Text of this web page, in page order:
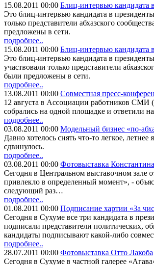
15.08.2011 00:00 Блиц-интервью кандидата
Это блиц-интервью кандидата в
только представители абхазского
предложены в сети.
подробнее..
15.08.2011 00:00 Блиц-интервью кандидата
Это блиц-интервью кандидата в
участвовали только представители
были предложены в сети.
подробнее..
13.08.2011 00:00 Совместная пресс-
12 августа в Ассоциации работников СМИ
собрались на одной площадке и ответили
подробнее..
03.08.2011 00:00 Модельный бизнес «по-
Давно хотелось снять что-то легкое,
сдвинулось.
подробнее..
03.08.2011 00:00 Фотовыставка
Сегодня в Центральном выставочном зале
привлекло в определенный момент», -
следующий раз…
подробнее..
01.08.2011 00:00 Подписание хартии «За
Сегодня в Сухуме все три кандидата в
подписали представители политических,
кандидаты подписывают какой-либо
подробнее..
28.07.2011 00:00 Фотовыставка Отто Лакоба
Сегодня в Сухуме в частной галерее